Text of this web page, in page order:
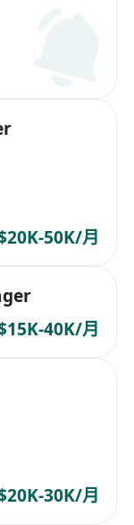
50K/月
40K/月
30K/月